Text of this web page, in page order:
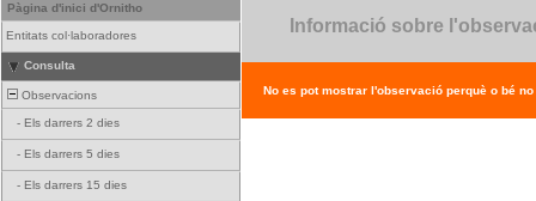
Pàgina d'inici d'Ornitho
Entitats col·laboradores
Consulta
Observacions
- Els darrers 2 dies
- Els darrers 5 dies
- Els darrers 15 dies
Informació sobre
No es pot mostrar l'observació perquè o bé